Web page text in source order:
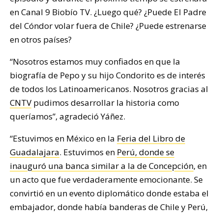
en Canal 9 Biobío TV. ¿Luego qué? ¿Puede El Padre
del Cóndor volar fuera de Chile? ¿Puede estrenarse
en otros países?
“Nosotros estamos muy confiados en que la
biografía de Pepo y su hijo Condorito es de interés
de todos los Latinoamericanos. Nosotros gracias al
CNTV pudimos desarrollar la historia como
queríamos”, agradeció Yáñez.
“Estuvimos en México en la Feria del Libro de
Guadalajara. Estuvimos en Perú, donde se
inauguró una banca similar a la de Concepción, en
un acto que fue verdaderamente emocionante. Se
convirtió en un evento diplomático donde estaba el
embajador, donde había banderas de Chile y Perú,